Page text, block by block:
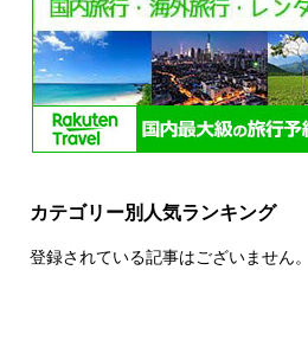
カテゴリー別人気ランキング
登録されている記事はございません。